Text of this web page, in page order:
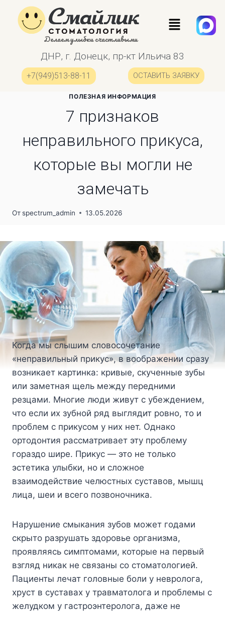
Делаем улыбки счастливыми
ДНР, г. Донецк, пр-кт Ильича 83
+7(949)513-88-11 ОСТАВИТЬ ЗАЯВКУ
ПОЛЕЗНАЯ ИНФОРМАЦИЯ
7 признаков
неправильного прикуса,
которые вы могли не
замечать
Отspectrum_admin 13.05.2026
Когда мы слышим словосочетание
«неправильный прикус», в воображении сразу
возникает картинка: кривые, скученные зубы
или заметная щель между передними
резцами. Многие люди живут с убеждением,
что если их зубной ряд выглядит ровно, то и
проблем с прикусом у них нет. Однако
ортодонтия рассматривает эту проблему
гораздо шире. Прикус — это не только
эстетика улыбки, но и сложное
взаимодействие челюстных суставов, мышц
лица, шеи и всего позвоночника.
Нарушение смыкания зубов может годами
скрыто разрушать здоровье организма,
проявляясь симптомами, которые на первый
взгляд никак не связаны со стоматологией.
Пациенты лечат головные боли у невролога,
хруст в суставах у травматолога и проблемы с
желудком у гастроэнтеролога, даже не